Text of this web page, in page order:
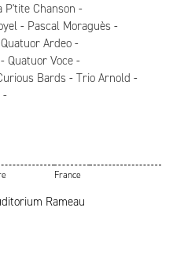
P'tite Chanson
Pascal Moraguès
Quatuor Ardeo
Quatuor Voce
Bards
Trio Arnold
France
Rameau